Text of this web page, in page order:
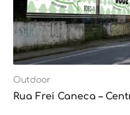
Outdoor
Rua Frei Caneca –